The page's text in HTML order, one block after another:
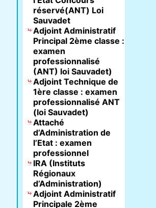
réservé(ANT) Loi
Sauvadet
Adjoint Administratif
Principal 2ème classe :
examen
professionnalisé
(ANT) loi Sauvadet)
Adjoint Technique de
1ère classe : examen
professionnalisé ANT
(loi Sauvadet)
Attaché
d’Administration de
l’Etat : examen
professionnel
IRA (Instituts
Régionaux
d’Administration)
Adjoint Administratif
Principale 2ème